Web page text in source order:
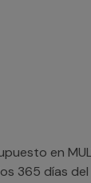
en
365 días